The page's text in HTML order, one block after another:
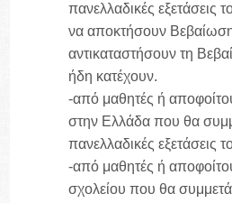
πανελλαδικές εξετάσεις
να αποκτήσουν
αντικαταστήσουν τη
ήδη κατέχουν.
-από μαθητές ή
στην Ελλάδα που θα
πανελλαδικές εξετάσεις
-από μαθητές ή
σχολείου που θα